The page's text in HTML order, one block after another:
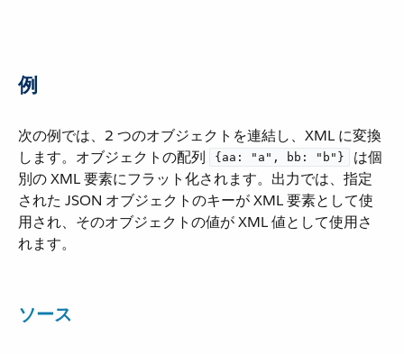
例
次の例では、2 つのオブジェクトを連結し、XML に変換
します。オブジェクトの配列 ​
{aa: "a", bb: "b"}
​ は個
別の XML 要素にフラット化されます。出力では、指定
された JSON オブジェクトのキーが XML 要素として使
用され、そのオブジェクトの値が XML 値として使用さ
れます。
ソース